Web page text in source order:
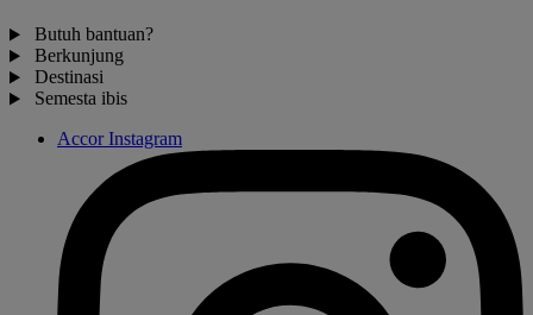
Butuh bantuan?
Berkunjung
Destinasi
Semesta ibis
Accor Instagram